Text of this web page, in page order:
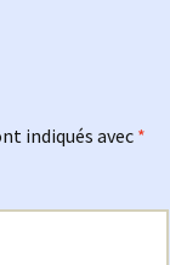
indiqués avec*